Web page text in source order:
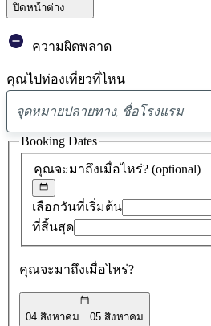
ปิดหน้าต่าง
ความผิดพลาด
คุณไปท่องเที่ยวที่ไหน
พบ
ข้อ
เสนอ
0
คุณจะมาถึงเมื่อไหร่? (optional)
เลือกวันที่เริ่มต้น
ที่สิ้นสุด
คุณจะมาถึงเมื่อไหร่?
04 สิงหาคม 05 สิงหาคม
Booking Dates